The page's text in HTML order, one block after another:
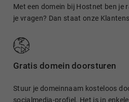
Met een domein bij Hostnet ben je
je vragen? Dan staat onze
Gratis domein doorsturen
Stuur je domeinnaam kosteloos
socialmedia-profiel. Het is in